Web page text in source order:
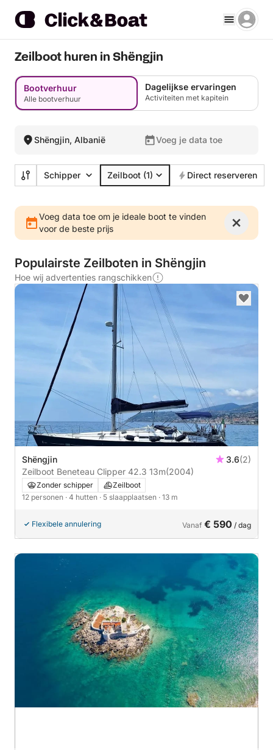
Zeilboot huren in Shëngjin
Bootverhuur
Alle bootverhuur
Dagelijkse ervaringen
Activiteiten met kapitein
Shëngjin, Albanië Voeg je data toe
Schipper Zeilboot (1) Direct reserveren
Voeg data toe om je ideale boot te vinden
voor de beste prijs
Populairste Zeilboten in Shëngjin
Hoe wij advertenties rangschikken
Shëngjin 3.6(2)
Zeilboot Beneteau Clipper 42.3 13m(2004)
Zonder schipper
Zeilboot
12 personen · 4 hutten · 5 slaapplaatsen · 13 m
Flexibele annulering Vanaf € 590 / dag